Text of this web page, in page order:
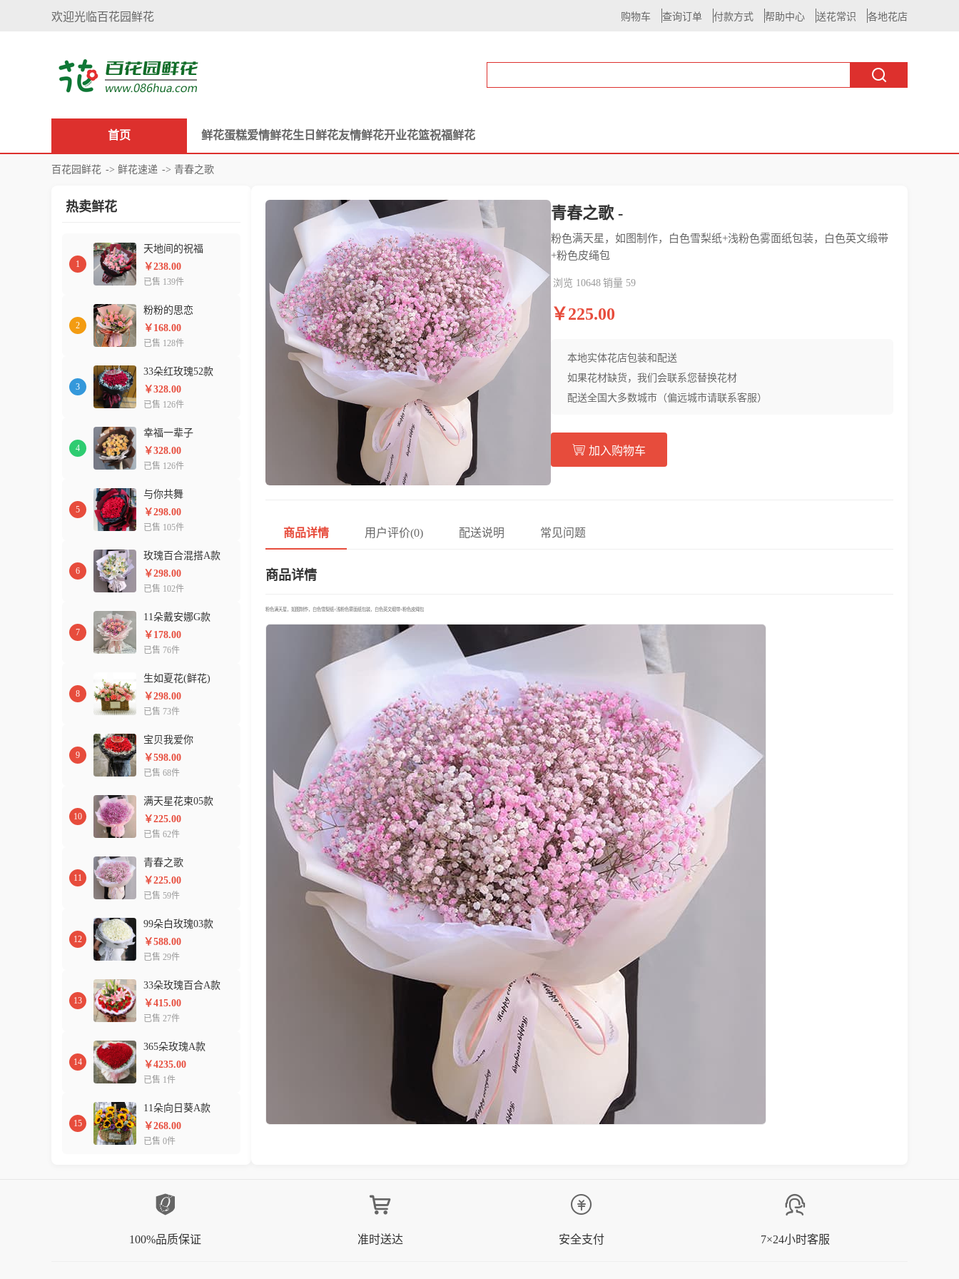
欢迎光临百花园鲜花 购物车 查询订单 付款方式 帮助中心 送花常识 各地花店
首页 鲜花蛋糕爱情鲜花生日鲜花友情鲜花开业花篮祝福鲜花
百花园鲜花 -> 鲜花速递 -> 青春之歌
热卖鲜花
1
天地间的祝福
￥238.00
已售 139件
2
粉粉的思恋
￥168.00
已售 128件
3
33朵红玫瑰52款
￥328.00
已售 126件
4
幸福一辈子
￥328.00
已售 126件
5
与你共舞
￥298.00
已售 105件
6
玫瑰百合混搭A款
￥298.00
已售 102件
7
11朵戴安娜G款
￥178.00
已售 76件
8
生如夏花(鲜花)
￥298.00
已售 73件
9
宝贝我爱你
￥598.00
已售 68件
10
满天星花束05款
￥225.00
已售 62件
11
青春之歌
￥225.00
已售 59件
12
99朵白玫瑰03款
￥588.00
已售 29件
13
33朵玫瑰百合A款
￥415.00
已售 27件
14
365朵玫瑰A款
￥4235.00
已售 1件
15
11朵向日葵A款
￥268.00
已售 0件
青春之歌 -
粉色满天星，如图制作，白色雪梨纸+浅粉色雾面纸包装，白色英文缎带
+粉色皮绳包
浏览 10648 销量 59
￥225.00
本地实体花店包装和配送
如果花材缺货，我们会联系您替换花材
配送全国大多数城市（偏远城市请联系客服）
加入购物车
商品详情 用户评价(0) 配送说明 常见问题
商品详情
粉色满天星，如图制作，白色雪梨纸+浅粉色雾面纸包装，白色英文缎带+粉色皮绳包
100%品质保证 准时送达 安全支付 7×24小时客服